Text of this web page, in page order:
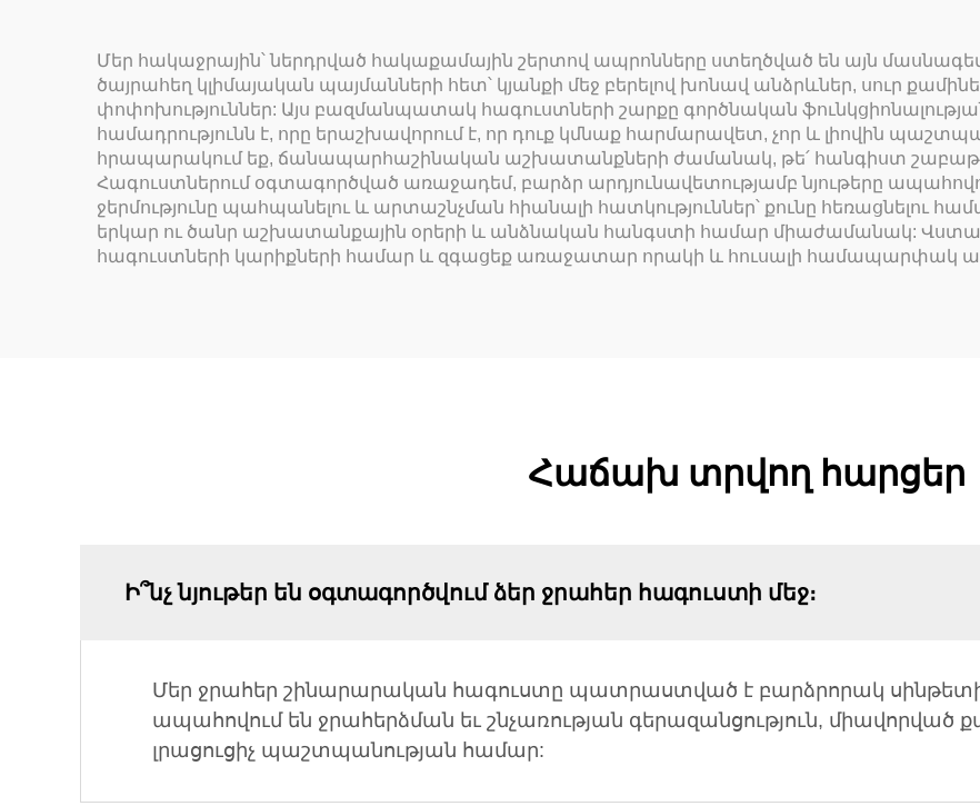
Մեր հակաջրային՝ ներդրված հակաքամային շերտով ապրոնները ստեղծված են այն
ծայրահեղ կլիմայական պայմանների հետ՝ կյանքի մեջ բերելով խոնավ անձրևներ, սուր
փոփոխություններ: Այս բազմանպատակ հագուստների շարքը գործնական
համադրությունն է, որը երաշխավորում է, որ դուք կմնաք հարմարավետ, չոր և լիովին
հրապարակում եք, ճանապարհաշինական աշխատանքների ժամանակ, թե՛ հանգիստ
Հագուստներում օգտագործված առաջադեմ, բարձր արդյունավետությամբ նյութերը
ջերմությունը պահպանելու և արտաշնչման հիանալի հատկություններ՝ քունը հեռացնելու
երկար ու ծանր աշխատանքային օրերի և անձնական հանգստի համար միաժամանակ:
հագուստների կարիքների համար և զգացեք առաջատար որակի և հուսալի համապարփակ
Հաճախ տրվող հարցեր
Ի՞նչ նյութեր են օգտագործվում ձեր ջրահեր հագուստի մեջ։
Մեր ջրահեր շինարարական հագուստը պատրաստված է բարձրորակ
ապահովում են ջրահերձման եւ շնչառության գերազանցություն, միավորված
լրացուցիչ պաշտպանության համար: